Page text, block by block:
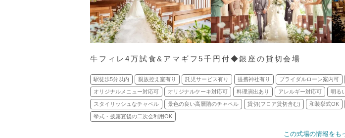
牛フィレ4万試食&アマギフ5千円付◆銀座の貸切会場
駅徒歩5分以内 親族控え室有り 託児サービス有り 提携神社有り ブライダルローン案内可
オリジナルメニュー対応可 オリジナルケーキ対応可 料理演出あり アレルギー対応可 明る
スタイリッシュなチャペル 景色の良い高層階のチャペル 貸切(フロア貸切含む) 和装挙式OK
挙式・披露宴後の二次会利用OK
この式場の情報をも